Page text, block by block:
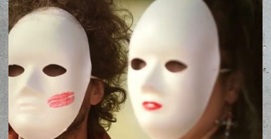
ZENE
MÉDIAAJÁNLAT
IMPRESSZUM
PR-ARCHÍVUM
ADATKEZELÉSI TÁJÉKOZTATÓ